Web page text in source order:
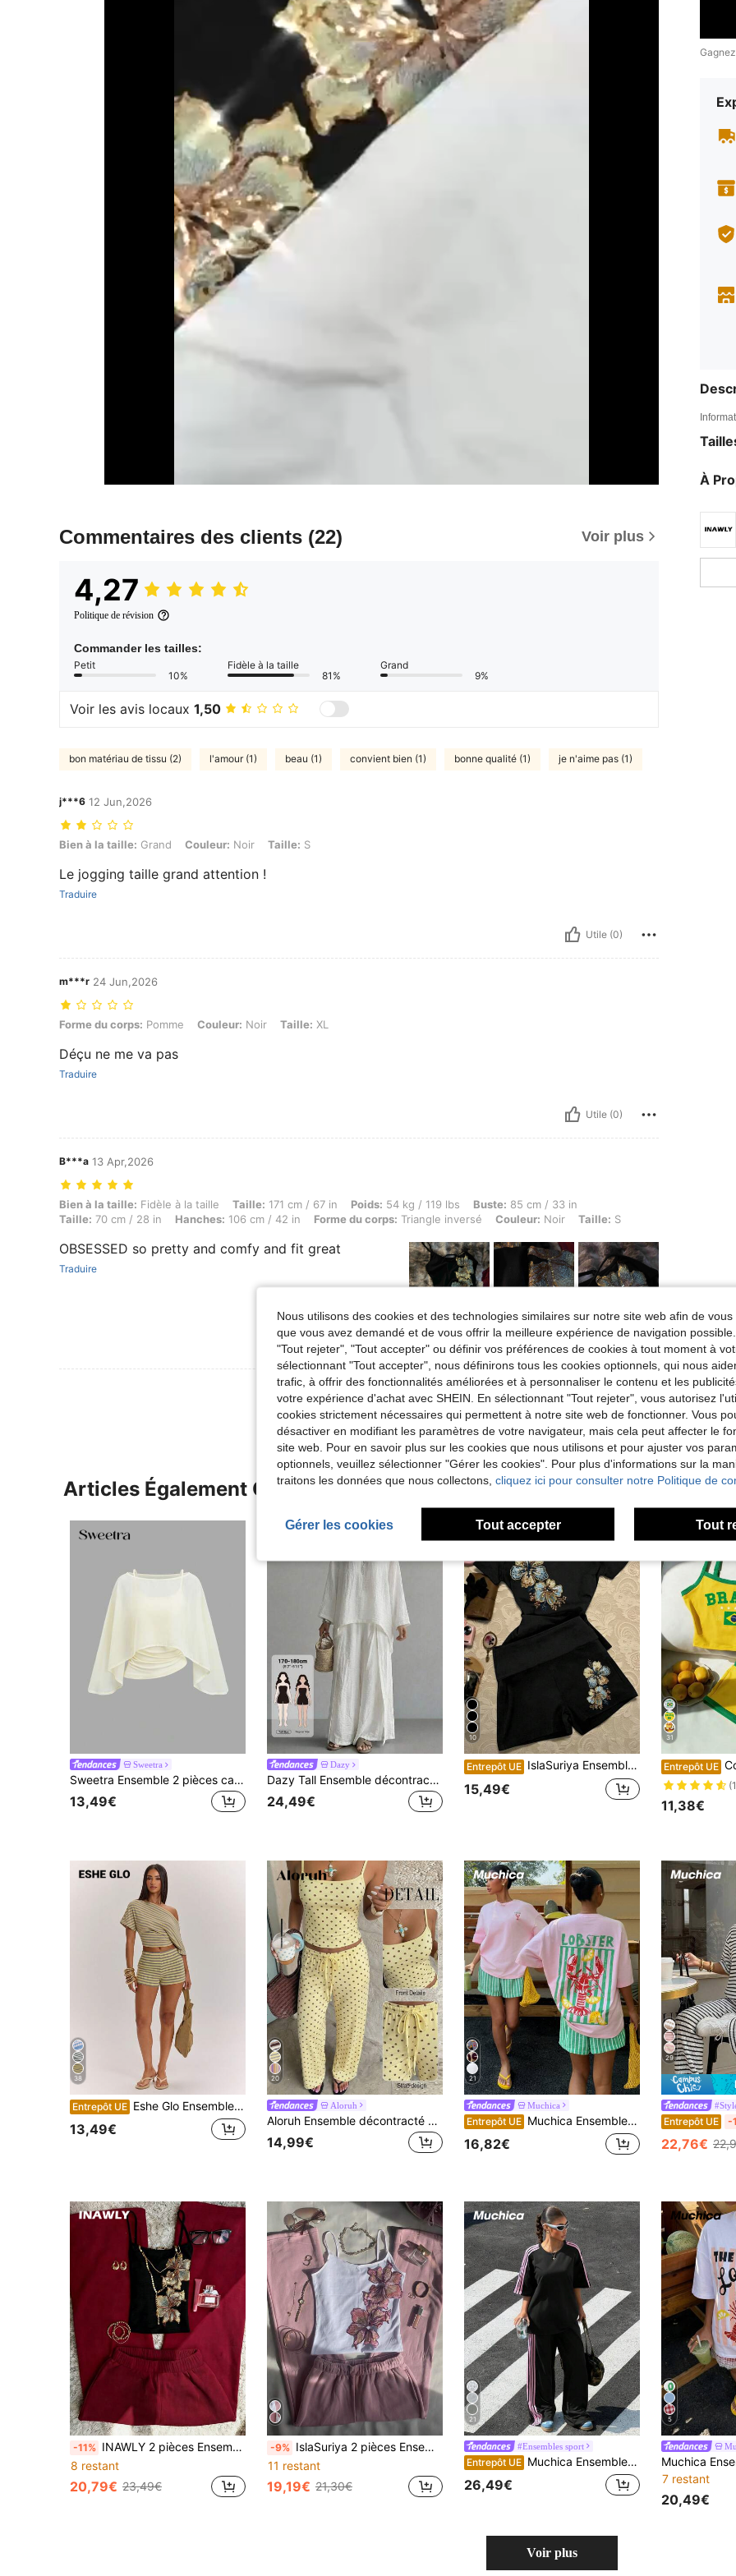
Commentaires des clients (22) Voir plus
4,27
Politique de révision
Commander les tailles:
Petit
10%
Fidèle à la taille
81%
Grand
9%
Voir les avis locaux 1,50
bon matériau de tissu (2) l'amour (1) beau (1) convient bien (1) bonne qualité (1) je n'aime pas (1)
j***6 12 Jun,2026
Bien à la taille: Grand, Couleur: Noir, Taille: S
Bien à la taille: Grand Couleur: Noir Taille: S
Le jogging taille grand attention !
Traduire
Utile (0)
m***r 24 Jun,2026
Forme du corps: Pomme, Couleur: Noir, Taille: XL
Forme du corps: Pomme Couleur: Noir Taille: XL
Déçu ne me va pas
Traduire
Utile (0)
B***a 13 Apr,2026
Bien à la taille: Fidèle à la taille, Taille: 171 cm / 67 in, Poids: 54 kg / 119 lbs, Buste: 85 cm / 33 in, Taille: 70 cm / 28 in, Hanches: 106 cm / 42 in,
Bien à la taille: Fidèle à la taille Taille: 171 cm / 67 in Poids: 54 kg / 119 lbs Buste: 85 cm / 33 in
Taille: 70 cm / 28 in Hanches: 106 cm / 42 in Forme du corps: Triangle inversé Couleur: Noir Taille: S
OBSESSED so pretty and comfy and fit great
Traduire
Utile (14)
Voir Plus D'avis
À
Articles Également Consultés
Sweetra
Sweetra Ensemble 2 pièces cape en mousseline avec col bateau, couche extérieure fluide et camisole intérieure à taille élastique froncée, tenue élégante beige pour le bureau, les trajets quotidiens, les sorties décontractées et les rendez-vous
13,49€
Dazy
Dazy Tall Ensemble décontracté 2 pièces pour femmes avec chemise pull ample à col rond et pantalon long à jambes larges
24,49€
10
Entrepôt UE IslaSuriya Ensemble 2 pièces pour femmes Y2K en fausse paillette brillante avec imprimé floral, col rond, tenue décontractée confortable, convient pour le port quotidien décontracté au printemps/été
15,49€
31
Entrepôt UE
11,38€
38
Entrepôt UE Eshe Glo Ensemble top à manches courtes à épaule asymétrique rayé et short taille basse pour femmes, ensemble 2 pièces rayé printemps/été, ensemble 2 pièces d'été, ensemble 2 pièces décontracté, ensemble 2 pièces confortable, convient pour les vacances à la plage et le port quotidien décontracté, tenue de base/été/plage/décontracté, ensemble rayé
13,49€
20
Aloruh
Aloruh Ensemble décontracté pour femme avec camisole à pois & pantalon rayé, tenue à pois confortable et polyvalente, convient pour le port à la maison, la rentrée scolaire, les rendez-vous, les vacances
14,99€
21
Muchica
Entrepôt UE Muchica Ensemble 2 pièces style décontracté vacances pour femmes, t-shirt à manches courtes col rond avec imprimé lettre et homard rose, et shorts rayés verts. Tenue polyvalente pour le printemps/été
16,82€
29
Entrepôt UE -
22,76€
-11% INAWLY 2 pièces Ensemble de débardeur ajusté et pantalon de jogging à jambes larges, fait main pour femmes
8 restant
20,79€ 23,49€
-9% IslaSuriya 2 pièces Ensemble Top camisole et pantalon à fleurs pailletées pour femmes
11 restant
19,19€ 21,30€
21
#Ensembles sport
Entrepôt UE Muchica Ensemble 2 pièces décontracté ample en patchwork avec sangle tressée marron vintage pour femmes, nouveau pour l'été
26,49€
5
7 restant
20,49€
Voir plus
Nous utilisons des cookies et des technologies similaires sur notre site web afin de
que vous avez demandé et de vous offrir la meilleure expérience de navigation
"Tout rejeter", "Tout accepter" ou définir vos préférences de cookies à tout moment à
sélectionnant "Tout accepter", nous définirons tous les cookies optionnels, qui nous
trafic, à offrir des fonctionnalités améliorées et à personnaliser le contenu et les
votre expérience d'achat avec SHEIN. En sélectionnant "Tout rejeter", vous autorisez
cookies strictement nécessaires qui permettent à notre site web de fonctionner. Vous
désactiver en modifiant les paramètres de votre navigateur, mais cela peut affecter le
site web. Pour en savoir plus sur les cookies que nous utilisons et pour ajuster vos
optionnels, veuillez sélectionner "Gérer les cookies". Pour plus d'informations sur la
traitons les données que nous collectons, cliquez ici pour consulter notre Politique de
Gérer les cookies Tout accepter Tout